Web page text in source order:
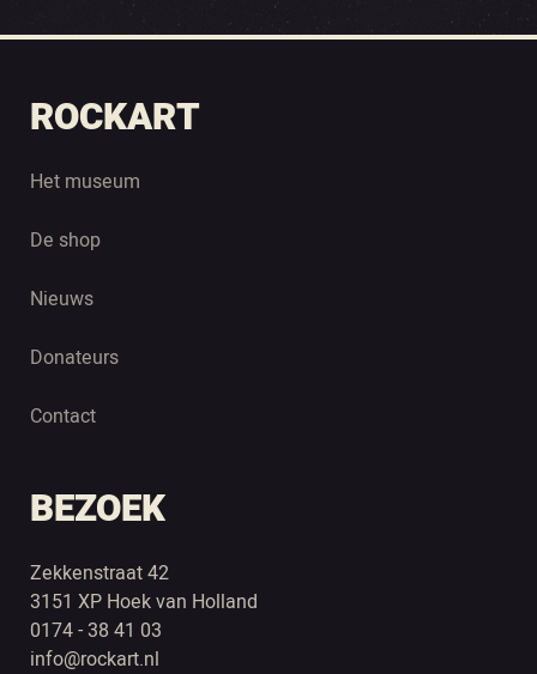
ROCKART
Het museum
De shop
Nieuws
Donateurs
Contact
BEZOEK
Zekkenstraat 42
3151 XP Hoek van Holland
0174 - 38 41 03
info@rockart.nl